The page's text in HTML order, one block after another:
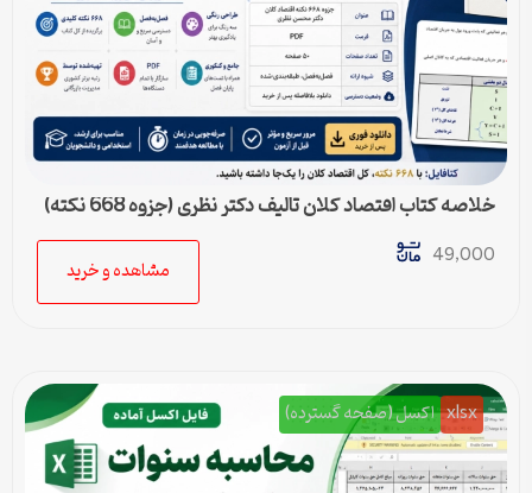
خلاصه کتاب اقتصاد کلان تالیف دکتر نظری (جزوه 668 نکته)
49,000
مشاهده و خرید
xlsx اکسل (صفحه گسترده)